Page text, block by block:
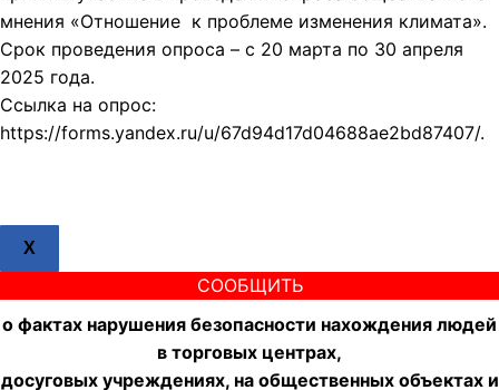
мнения «Отношение к проблеме изменения климата».
Срок проведения опроса – с 20 марта по 30 апреля
2025 года.
Ссылка на опрос:
https://forms.yandex.ru/u/67d94d17d04688ae2bd87407/.
X
СООБЩИТЬ
о фактах нарушения безопасности нахождения людей
в торговых центрах,
досуговых учреждениях, на общественных объектах и